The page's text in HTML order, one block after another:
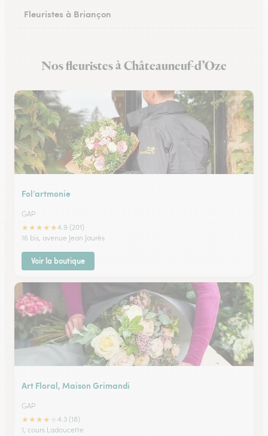
Fleuristes à Briançon
Nos fleuristes à Châteauneuf-d’Oze
Fol’artmonie
GAP
★★★★★4.9 (201)
16 bis, avenue Jean Jaurès
Voir la boutique
Art Floral, Maison Grimandi
GAP
★★★★
4.3 (18)
1, cours Ladoucette